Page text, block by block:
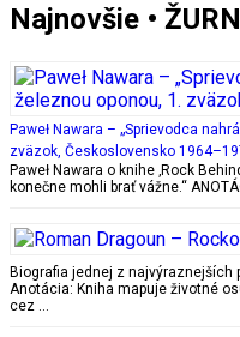
Najnovšie •
Paweł Nawara – „Sprievodca
zväzok, Československo
Paweł Nawara o knihe ‚Rock
konečne mohli brať vážne.“
Biografia jednej z najvýraznejších
Anotácia: Kniha mapuje životné
cez …